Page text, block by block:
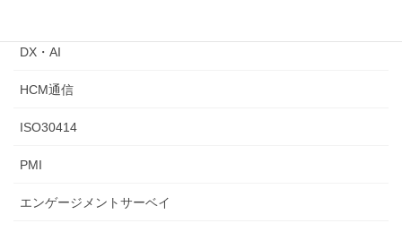
DX・AI
HCM通信
ISO30414
PMI
エンゲージメントサーベイ